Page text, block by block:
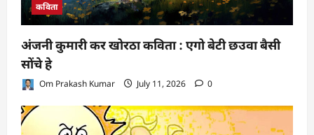
कविता
अंजनी कुमारी कर खोरठा कविता : एगो बेटी छउवा बैसी
सोंचे हे
Om Prakash Kumar July 11, 2026 0